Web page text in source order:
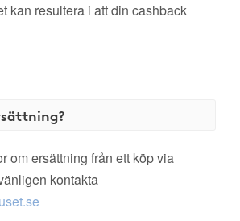
kan resultera i att din cashback
om ersättning från ett köp via
kontakta